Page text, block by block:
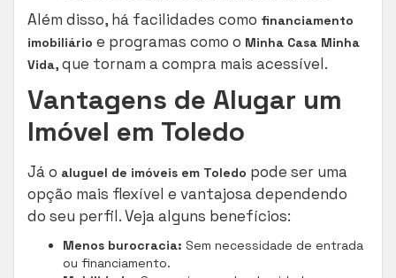
Além disso, há facilidades como financiamento
imobiliário e programas como o Minha Casa Minha
Vida, que tornam a compra mais acessível.
Vantagens de Alugar um
Imóvel em Toledo
Já o aluguel de imóveis em Toledo pode ser uma
opção mais flexível e vantajosa dependendo
do seu perfil. Veja alguns benefícios:
Menos burocracia: Sem necessidade de entrada
ou financiamento.